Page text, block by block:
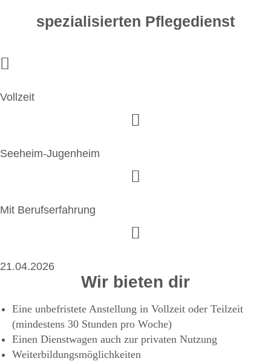
spezialisierten Pflegedienst
Vollzeit
Seeheim-Jugenheim
Mit Berufserfahrung
21.04.2026
Wir bieten dir
Eine unbefristete Anstellung in Vollzeit oder Teilzeit
(mindestens 30 Stunden pro Woche)
Einen Dienstwagen auch zur privaten Nutzung
Weiterbildungsmöglichkeiten